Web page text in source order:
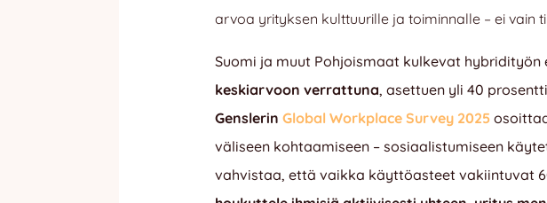
arvoa yrityksen kulttuurille ja toiminnalle – ei vain
Suomi ja muut Pohjoismaat kulkevat hybridityön
keskiarvoon verrattuna, asettuen yli 40
Genslerin Global Workplace Survey 2025
väliseen kohtaamiseen – sosiaalistumiseen
vahvistaa, että vaikka käyttöasteet vakiintuvat